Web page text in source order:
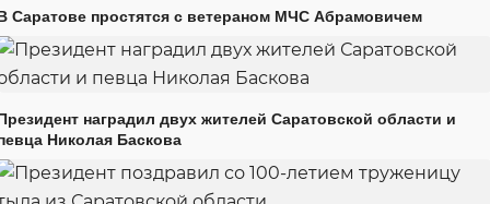
Саратове простятся с ветераном МЧС Абрамовичем
наградил двух жителей Саратовской области и
Николая Баскова